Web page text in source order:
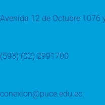
Avenida 12 de Octubre 1076
(593) (02) 2991700
conexion@puce.edu.ec